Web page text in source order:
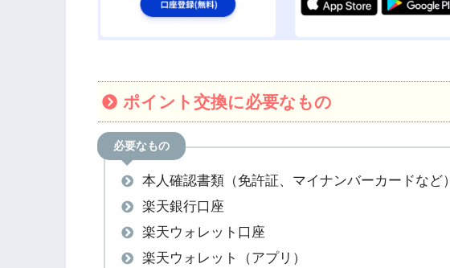
ポイント交換に必要なもの
必要なもの
本人確認書類（免許証、マイナンバーカードなど）
楽天銀行口座
楽天ウォレット口座
楽天ウォレット（アプリ）